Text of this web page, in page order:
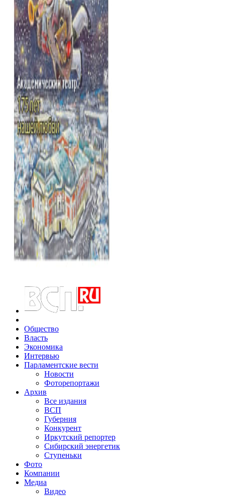
Общество
Власть
Экономика
Интервью
Парламентские вести
Новости
Фоторепортажи
Архив
Все издания
ВСП
Губерния
Конкурент
Иркутский репортер
Сибирский энергетик
Ступеньки
Фото
Компании
Медиа
Видео